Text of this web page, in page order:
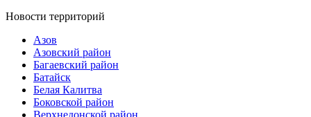
Новости территорий
Азов
Азовский район
Багаевский район
Батайск
Белая Калитва
Боковской район